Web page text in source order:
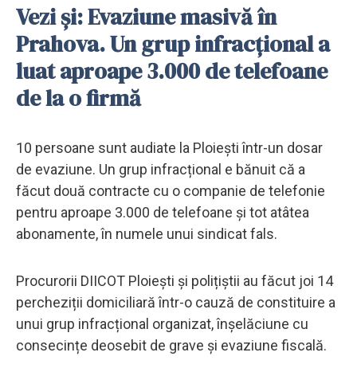
Vezi și: Evaziune masivă în
Prahova. Un grup infracțional a
luat aproape 3.000 de telefoane
de la o firmă
10 persoane sunt audiate la Ploiești într-un dosar
de evaziune. Un grup infracțional e bănuit că a
făcut două contracte cu o companie de telefonie
pentru aproape 3.000 de telefoane și tot atâtea
abonamente, în numele unui sindicat fals.
Procurorii DIICOT Ploiești și polițiștii au făcut joi 14
percheziții domiciliară într-o cauză de constituire a
unui grup infracțional organizat, înșelăciune cu
consecințe deosebit de grave și evaziune fiscală.